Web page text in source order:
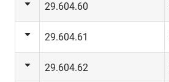
29.604.60
29.604.61
29.604.62